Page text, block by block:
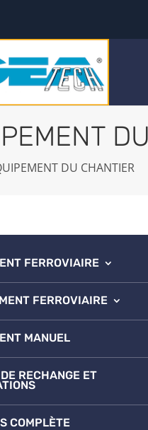
DU CHANTIER
FERROVIAIRE
FERROVIAIRE
MANUEL
RECHANGE ET
COMPLÈTE